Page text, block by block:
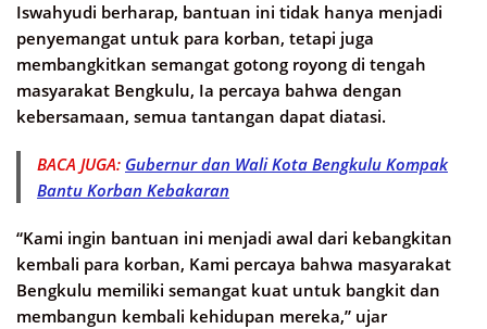
Iswahyudi berharap, bantuan ini tidak hanya menjadi
penyemangat untuk para korban, tetapi juga
membangkitkan semangat gotong royong di tengah
masyarakat Bengkulu, Ia percaya bahwa dengan
kebersamaan, semua tantangan dapat diatasi.
BACA JUGA: Gubernur dan Wali Kota Bengkulu Kompak
Bantu Korban Kebakaran
“Kami ingin bantuan ini menjadi awal dari kebangkitan
kembali para korban, Kami percaya bahwa masyarakat
Bengkulu memiliki semangat kuat untuk bangkit dan
membangun kembali kehidupan mereka,” ujar